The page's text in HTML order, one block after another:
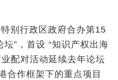
别行政区政府合办第15
”，首设 “知识产权出海
配对活动延续去年论坛
合作框架下的重点项目